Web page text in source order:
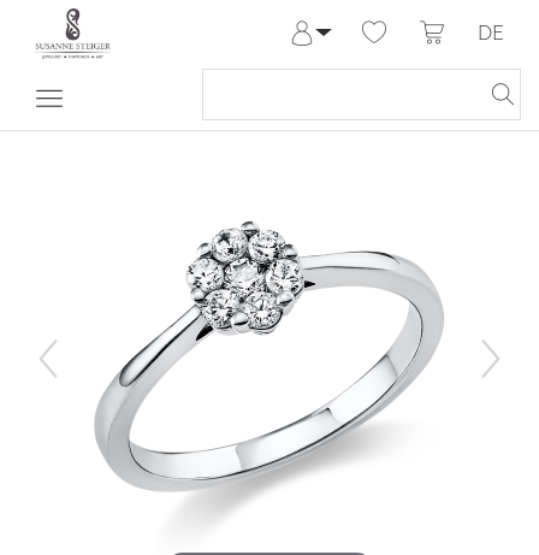
Anmelden
Meine Bestellungen
DE